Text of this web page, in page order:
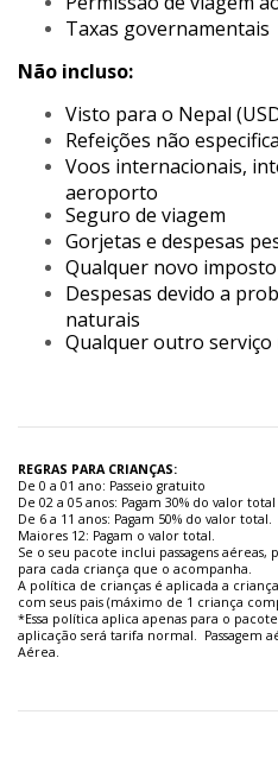
Taxas governamentais
Não incluso:
Visto para o Nepal
Refeições não
Voos internacionais,
aeroporto
Seguro de viagem
Gorjetas e despesas
Qualquer novo
Despesas devido a
naturais
Qualquer outro serviço
REGRAS PARA CRIANÇAS:
De 0 a 01 ano: Passeio gratuito
De 02 a 05 anos: Pagam 30% do valor total
De 6 a 11 anos: Pagam 50% do valor total.
Maiores 12: Pagam o valor total.
Se o seu pacote inclui passagens
para cada criança que o acompanha.
A política de crianças é aplicada a
com seus pais (máximo de 1 criança
*Essa política aplica apenas para o
aplicação será tarifa normal. Passagem
Aérea.